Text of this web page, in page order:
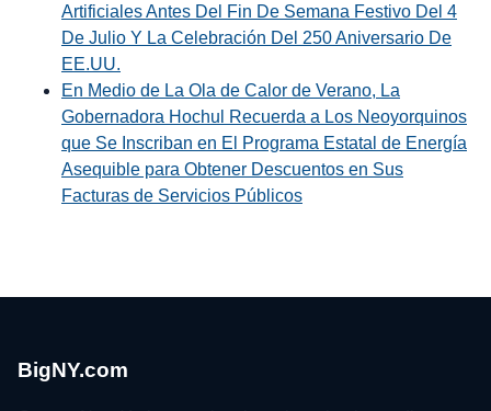
Artificiales Antes Del Fin De Semana Festivo Del 4
De Julio Y La Celebración Del 250 Aniversario De
EE.UU.
En Medio de La Ola de Calor de Verano, La
Gobernadora Hochul Recuerda a Los Neoyorquinos
que Se Inscriban en El Programa Estatal de Energía
Asequible para Obtener Descuentos en Sus
Facturas de Servicios Públicos
BigNY.com